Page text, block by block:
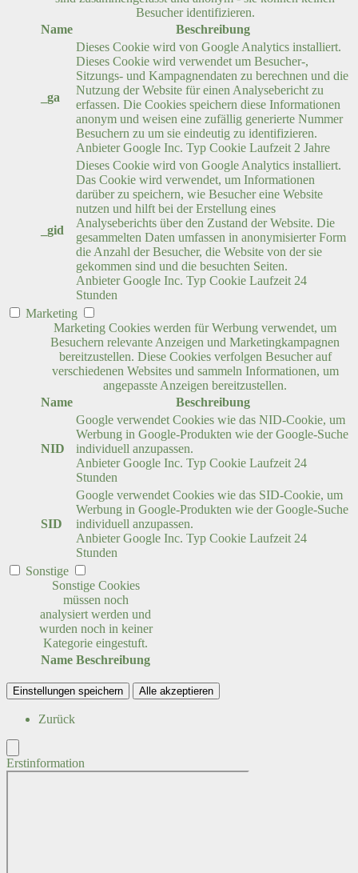
Besucher identifizieren.
Name
Beschreibung
_ga
Dieses Cookie wird von Google Analytics installiert.
Dieses Cookie wird verwendet um Besucher-,
Sitzungs- und Kampagnendaten zu berechnen und die
Nutzung der Website für einen Analysebericht zu
erfassen. Die Cookies speichern diese Informationen
anonym und weisen eine zufällig generierte Nummer
Besuchern zu um sie eindeutig zu identifizieren.
Anbieter Google Inc. Typ Cookie Laufzeit 2 Jahre
_gid
Dieses Cookie wird von Google Analytics installiert.
Das Cookie wird verwendet, um Informationen
darüber zu speichern, wie Besucher eine Website
nutzen und hilft bei der Erstellung eines
Analyseberichts über den Zustand der Website. Die
gesammelten Daten umfassen in anonymisierter Form
die Anzahl der Besucher, die Website von der sie
gekommen sind und die besuchten Seiten.
Anbieter Google Inc. Typ Cookie Laufzeit 24
Stunden
Marketing
Marketing Cookies werden für Werbung verwendet, um
Besuchern relevante Anzeigen und Marketingkampagnen
bereitzustellen. Diese Cookies verfolgen Besucher auf
verschiedenen Websites und sammeln Informationen, um
angepasste Anzeigen bereitzustellen.
Name
Beschreibung
NID
Google verwendet Cookies wie das NID-Cookie, um
Werbung in Google-Produkten wie der Google-Suche
individuell anzupassen.
Anbieter Google Inc. Typ Cookie Laufzeit 24
Stunden
SID
Google verwendet Cookies wie das SID-Cookie, um
Werbung in Google-Produkten wie der Google-Suche
individuell anzupassen.
Anbieter Google Inc. Typ Cookie Laufzeit 24
Stunden
Sonstige
Sonstige Cookies
müssen noch
analysiert werden und
wurden noch in keiner
Kategorie eingestuft.
Name Beschreibung
Einstellungen speichern Alle akzeptieren
Zurück
Erstinformation